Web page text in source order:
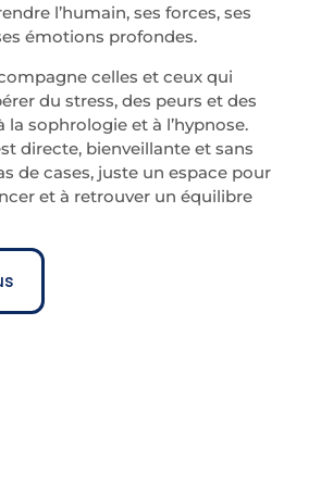
l’humain, ses forces, ses
émotions profondes.
celles et ceux qui
du stress, des peurs et des
la sophrologie et à l’hypnose.
directe, bienveillante et sans
de cases, juste un espace pour
et à retrouver un équilibre